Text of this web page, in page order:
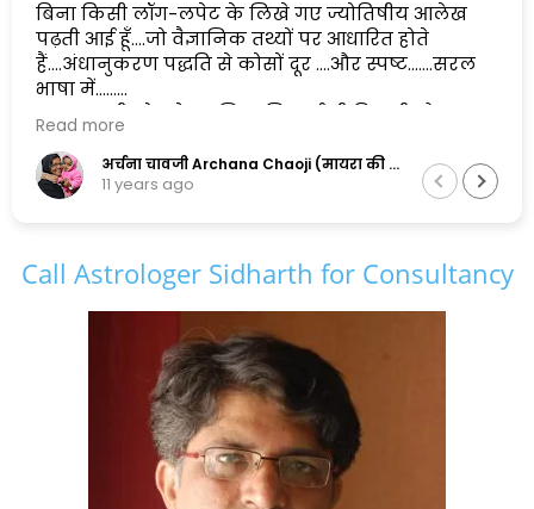
बिना किसी लॉग-लपेट के लिखे गए ज्योतिषीय आलेख
पढ़ती आई हूँ....जो वैज्ञानिक तथ्यों पर आधारित होते
हैं....अंधानुकरण पद्धति से कोसों दूर ....और स्पष्ट.......सरल
भाषा में......
एक सुलझी सोच के मालिक सिद्धार्थ जी पिछली और
अगली दोनों पीढ़ियों के सामंजस्य को बनाए रखने में
सफल है,और इसलिए मैं इनकी कायल हूँ.......
Read more
अर्चना चावजी Archana Chaoji (मायरा की नानी)
11 years ago
Call Astrologer Sidharth for Consultancy